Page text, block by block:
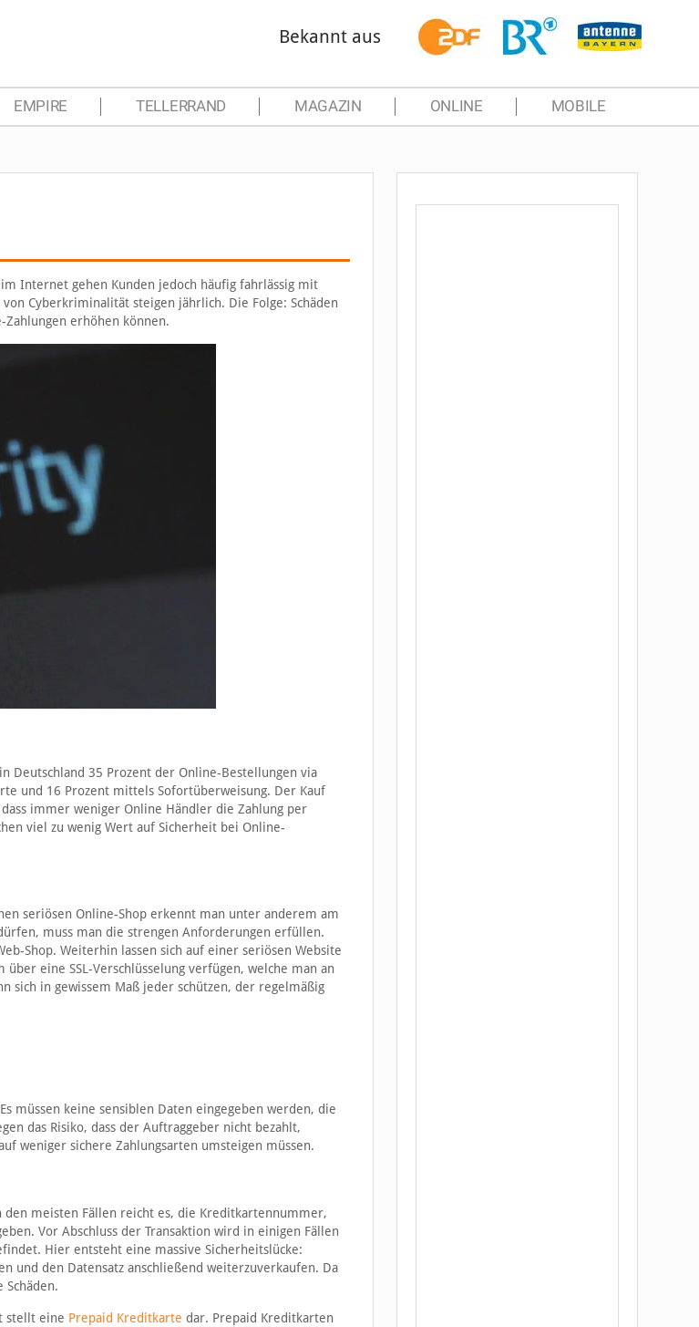
Bekannt aus
EMPIRE TELLERRAND MAGAZIN ONLINE MOBILE
Internet gehen Kunden jedoch häufig fahrlässig mit
Cyberkriminalität steigen jährlich. Die Folge: Schäden
erhöhen können.
Deutschland 35 Prozent der Online-Bestellungen via
und 16 Prozent mittels Sofortüberweisung. Der Kauf
immer weniger Online Händler die Zahlung per
viel zu wenig Wert auf Sicherheit bei Online-
seriösen Online-Shop erkennt man unter anderem am
muss man die strengen Anforderungen erfüllen.
Shop. Weiterhin lassen sich auf einer seriösen Website
eine SSL-Verschlüsselung verfügen, welche man an
sich in gewissem Maß jeder schützen, der regelmäßig
müssen keine sensiblen Daten eingegeben werden, die
das Risiko, dass der Auftraggeber nicht bezahlt,
weniger sichere Zahlungsarten umsteigen müssen.
meisten Fällen reicht es, die Kreditkartennummer,
Vor Abschluss der Transaktion wird in einigen Fällen
Hier entsteht eine massive Sicherheitslücke:
und den Datensatz anschließend weiterzuverkaufen. Da
stellt eine Prepaid Kreditkarte dar. Prepaid Kreditkarten